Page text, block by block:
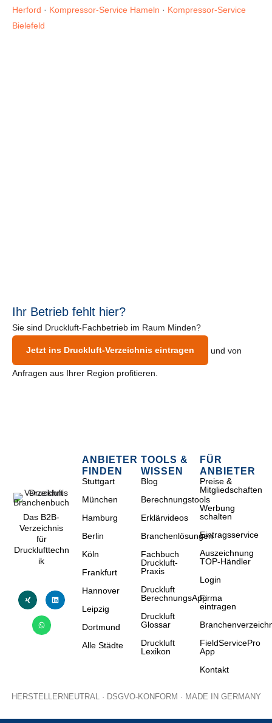
Herford · Kompressor-Service Hameln · Kompressor-Service
Bielefeld
Ihr Betrieb fehlt hier?
Sie sind Druckluft-Fachbetrieb im Raum Minden?
Jetzt ins Druckluft-Verzeichnis eintragen und von
Anfragen aus Ihrer Region profitieren.
Das B2B-
Verzeichnis
für
Drucklufttechn
ik
ANBIETER
FINDEN
Stuttgart
München
Hamburg
Berlin
Köln
Frankfurt
Hannover
Leipzig
Dortmund
Alle Städte
TOOLS &
WISSEN
Blog
Berechnungstools
Erklärvideos
Branchenlösungen
Fachbuch
Druckluft-
Praxis
Druckluft
BerechnungsApp
Druckluft
Glossar
Druckluft
Lexikon
FÜR
ANBIETER
Preise &
Mitgliedschaften
Werbung
schalten
Eintragsservice
Auszeichnung
TOP-Händler
Login
Firma
eintragen
FieldServicePro
App
Kontakt
HERSTELLERNEUTRAL · DSGVO-KONFORM · MADE IN GERMANY